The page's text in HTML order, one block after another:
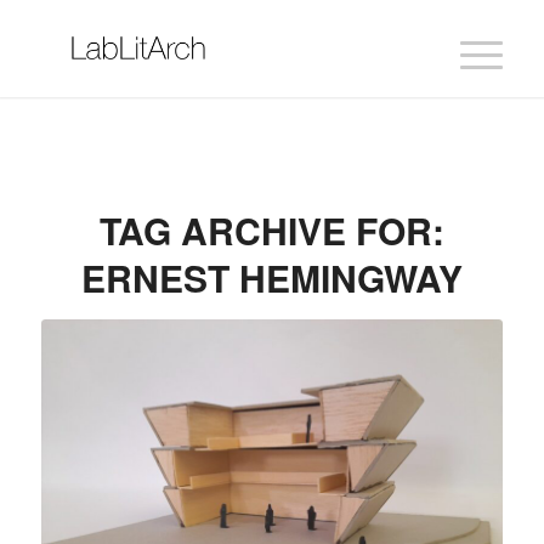
TAG ARCHIVE FOR:
ERNEST HEMINGWAY